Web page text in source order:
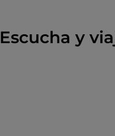
Escucha y